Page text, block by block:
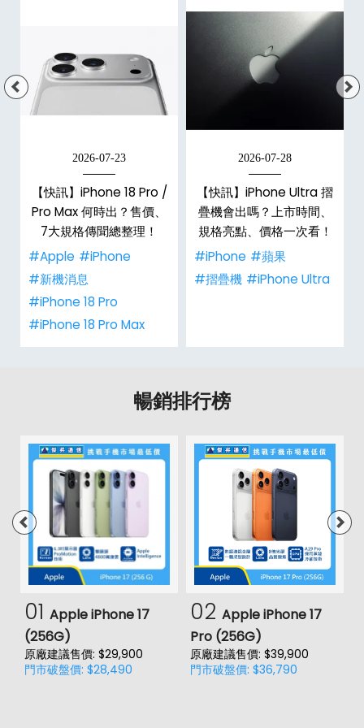
2026-07-23
【快訊】iPhone 18 Pro /
Pro Max 何時出？售價、
7大規格傳聞總整理！
#Apple #iPhone
#新機消息
#iPhone 18 Pro
#iPhone 18 Pro Max
2026-07-28
【快訊】iPhone Ultra 摺
疊機會出嗎？上市時間、
規格亮點、價格一次看！
#iPhone #蘋果
#摺疊機 #iPhone Ultra
暢銷排行榜
01 Apple iPhone 17
(256G)
原廠建議售價: $29,900
門市破盤價: $28,490
02 Apple iPhone 17
Pro (256G)
原廠建議售價: $39,900
門市破盤價: $36,790